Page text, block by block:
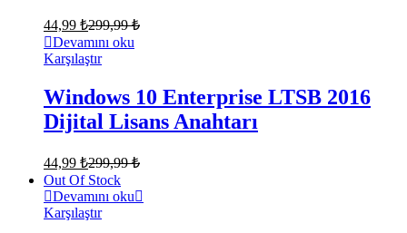
44,99 ₺299,99₺
Devamını oku
Karşılaştır
Windows 10 Enterprise LTSB 2016
Dijital Lisans Anahtarı
44,99 ₺299,99₺
Out Of Stock
Devamını oku
Karşılaştır